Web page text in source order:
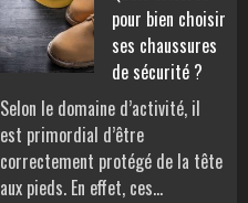
pour bien choisir
ses chaussures
de sécurité ?
Selon le domaine d’activité, il
est primordial d’être
correctement protégé de la tête
aux pieds. En effet, ces…